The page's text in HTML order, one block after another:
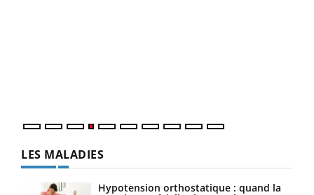
LES MALADIES
Hypotension orthostatique : quand la